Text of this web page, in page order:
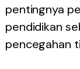
pentingnya
pendidikan
pencegahan